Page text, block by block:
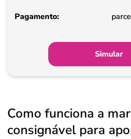
Simular
Como funciona a
consignável para